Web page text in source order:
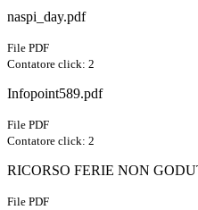
naspi_day.pdf
File PDF
Contatore click: 2
Infopoint589.pdf
File PDF
Contatore click: 2
RICORSO FERIE NON
File PDF